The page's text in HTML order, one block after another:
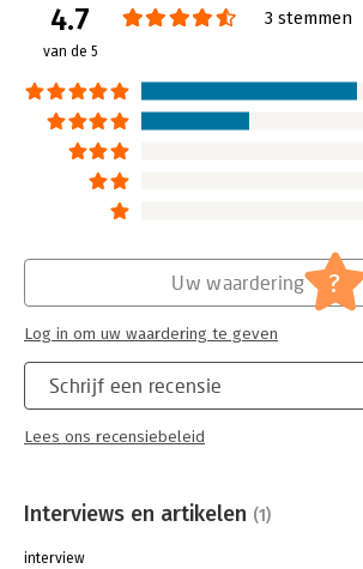
management weer waardevol kan
worden.
4.7
van de 5
3 stemmen
Schrijf een recensie
Lees ons recensiebeleid
Uw waardering ?
Log in om uw waardering te geven
Interviews en artikelen (1)
interview